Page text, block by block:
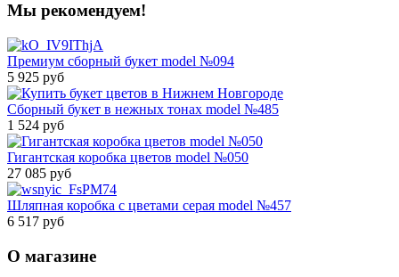
Мы рекомендуем!
Премиум сборный букет model №094
5 925 руб
Сборный букет в нежных тонах model №485
1 524 руб
Гигантская коробка цветов model №050
27 085 руб
Шляпная коробка с цветами серая model №457
6 517 руб
О магазине